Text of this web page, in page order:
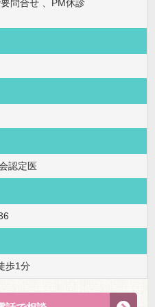
問合せ 、PM休診
認定医
歩1分